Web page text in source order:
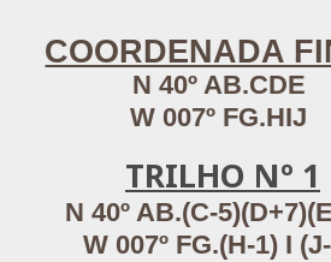
COORDENADA
N 40º AB.CDE
W 007º FG.HIJ
TRILHO Nº 1
N 40º AB.(C-
W 007º FG.(H-1) I